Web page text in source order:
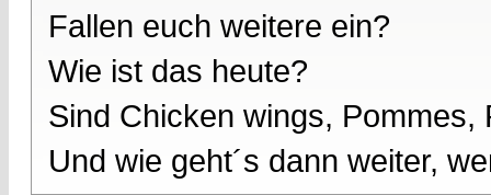
Fallen euch weitere ein?
Wie ist das heute?
Sind Chicken wings,
Und wie geht´s dann weiter,